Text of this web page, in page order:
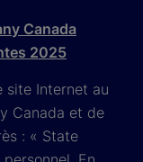
Canada
2025
site Internet au
Canada et de
: « State